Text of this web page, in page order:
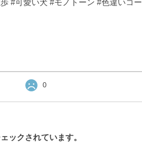
#可愛い犬 #モノトーン #色違いコー
0
ックされています。